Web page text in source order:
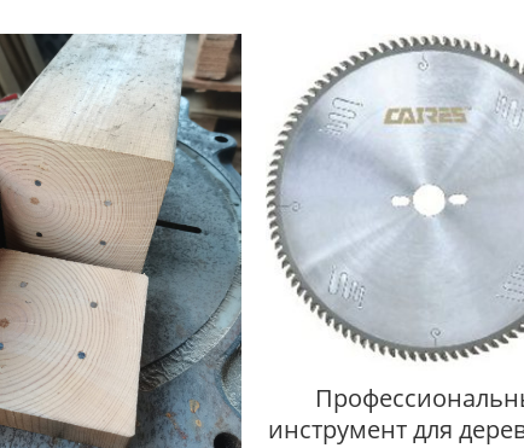
инструмент для